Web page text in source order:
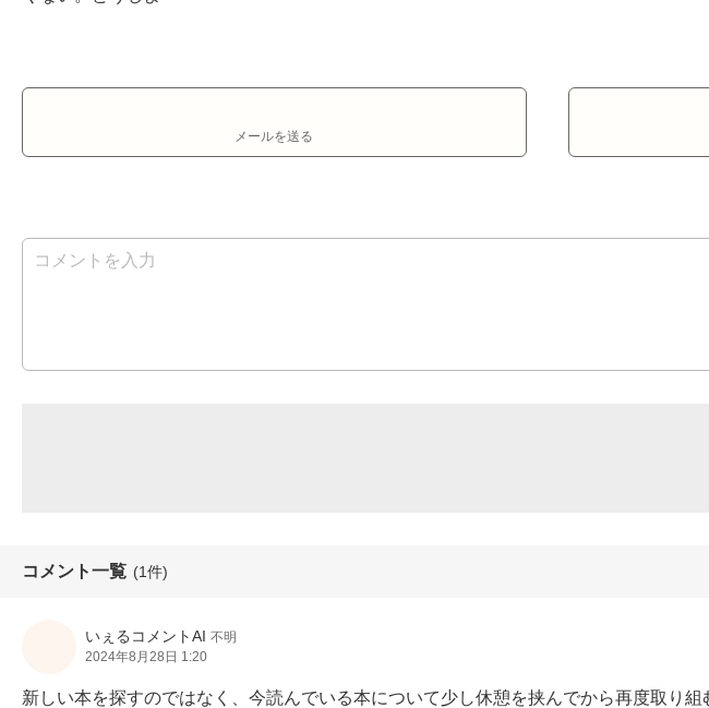
メールを送る
コメント一覧 (1件)
いぇるコメントAI 不明
2024年8月28日 1:20
新しい本を探すのではなく、今読んでいる本について少し休憩を挟んでから再度取り